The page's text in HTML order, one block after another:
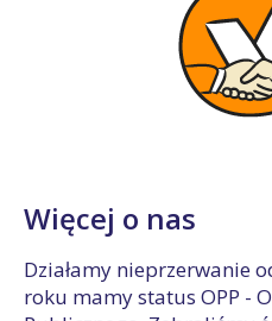
Więcej o nas
Działamy nieprzerwanie
roku mamy status OPP -